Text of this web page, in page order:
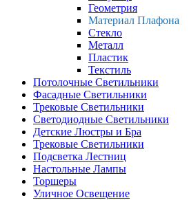
Геометрия
Материал Плафона
Стекло
Металл
Пластик
Текстиль
Потолочные Светильники
Фасадные Светильники
Трековые Светильники
Светодиодные Светильники
Детские Люстры и Бра
Трековые Светильники
Подсветка Лестниц
Настольные Лампы
Торшеры
Уличное Освещение